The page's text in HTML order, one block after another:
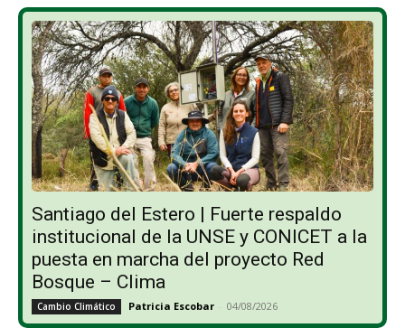
Santiago del Estero | Fuerte respaldo
institucional de la UNSE y CONICET a la
puesta en marcha del proyecto Red
Bosque – Clima
Cambio Climático Patricia Escobar - 04/08/2026